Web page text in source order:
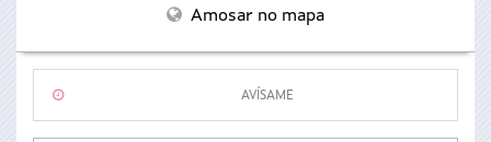
Amosar no mapa
AVÍSAME